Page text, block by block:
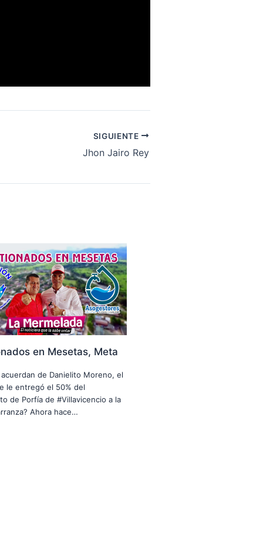
SIGUIENTE
Jhon Jairo Rey
en Mesetas, Meta
acuerdan de Danielito Moreno, el
le entregó el 50% del
de Porfía de #Villavicencio a la
Ahora hace…